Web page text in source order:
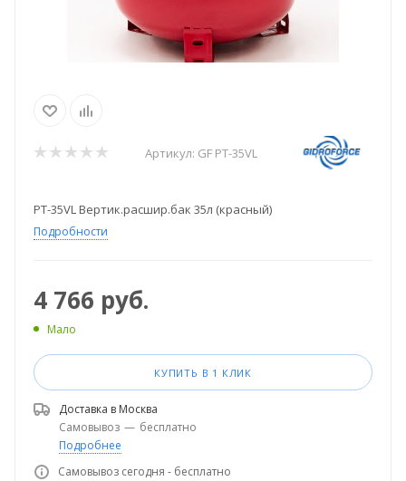
Артикул: GF PT-35VL
PT-35VL Вертик.расшир.бак 35л (красный)
Подробности
4 766 руб.
Мало
КУПИТЬ В 1 КЛИК
Доставка в Москва
Самовывоз — бесплатно
Подробнее
Самовывоз сегодня - бесплатно